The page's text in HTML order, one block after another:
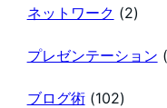
ネットワーク (2)
プレゼンテーション
ブログ術(102)